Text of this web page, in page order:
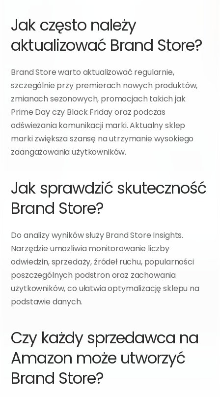
Jak często należy
aktualizować Brand Store?
Brand Store warto aktualizować regularnie,
szczególnie przy premierach nowych produktów,
zmianach sezonowych, promocjach takich jak
Prime Day czy Black Friday oraz podczas
odświeżania komunikacji marki. Aktualny sklep
marki zwiększa szansę na utrzymanie wysokiego
zaangażowania użytkowników.
Jak sprawdzić skuteczność
Brand Store?
Do analizy wyników służy Brand Store Insights.
Narzędzie umożliwia monitorowanie liczby
odwiedzin, sprzedaży, źródeł ruchu, popularności
poszczególnych podstron oraz zachowania
użytkowników, co ułatwia optymalizację sklepu na
podstawie danych.
Czy każdy sprzedawca na
Amazon może utworzyć
Brand Store?